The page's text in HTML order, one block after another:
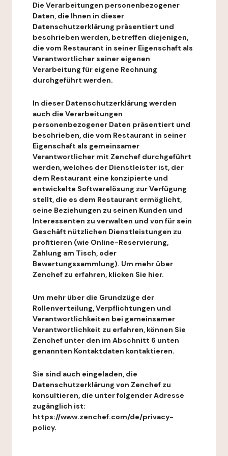
Die Verarbeitungen personenbezogener
Daten, die Ihnen in dieser
Datenschutzerklärung präsentiert und
beschrieben werden, betreffen diejenigen,
die vom Restaurant in seiner Eigenschaft als
Verantwortlicher seiner eigenen
Verarbeitung für eigene Rechnung
durchgeführt werden.
In dieser Datenschutzerklärung werden
auch die Verarbeitungen
personenbezogener Daten präsentiert und
beschrieben, die vom Restaurant in seiner
Eigenschaft als gemeinsamer
Verantwortlicher mit Zenchef durchgeführt
werden, welches der Dienstleister ist, der
dem Restaurant eine konzipierte und
entwickelte Softwarelösung zur Verfügung
stellt, die es dem Restaurant ermöglicht,
seine Beziehungen zu seinen Kunden und
Interessenten zu verwalten und von für sein
Geschäft nützlichen Dienstleistungen zu
profitieren (wie Online-Reservierung,
Zahlung am Tisch, oder
Bewertungssammlung). Um mehr über
Zenchef zu erfahren, klicken Sie hier.
Um mehr über die Grundzüge der
Rollenverteilung, Verpflichtungen und
Verantwortlichkeiten bei gemeinsamer
Verantwortlichkeit zu erfahren, können Sie
Zenchef unter den im Abschnitt 6 unten
genannten Kontaktdaten kontaktieren.
Sie sind auch eingeladen, die
Datenschutzerklärung von Zenchef zu
konsultieren, die unter folgender Adresse
zugänglich ist:
https://www.zenchef.com/de/privacy-
policy.